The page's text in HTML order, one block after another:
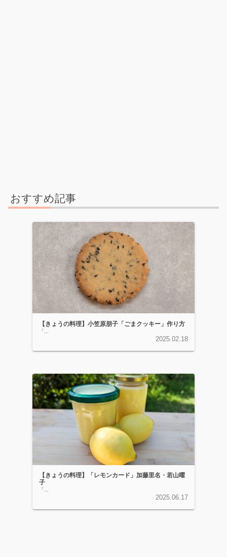
おすすめ記事
【きょうの料理】小笠原朋子「ごまクッキー」作り方
「...
2025.02.18
【きょうの料理】「レモンカード」加藤里名・若山曜
子
「...
2025.06.17